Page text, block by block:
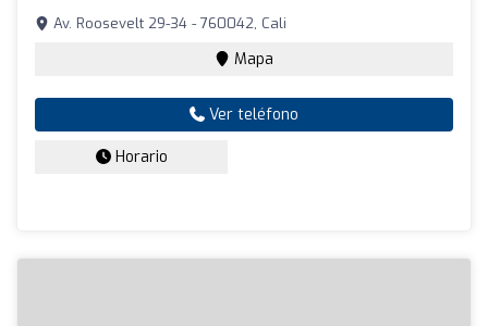
Av. Roosevelt 29-34 - 760042, Cali
Mapa
Ver teléfono
Horario